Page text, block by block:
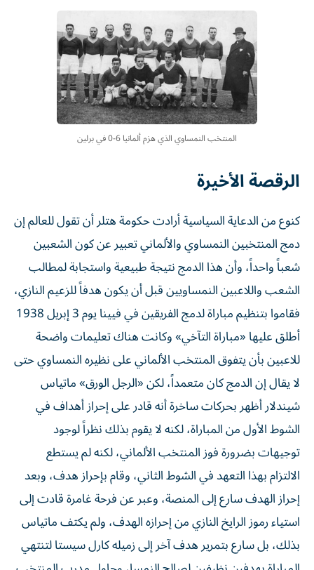
المنتخب النمساوي الذي هزم ألمانيا 6-0 في برلين
الرقصة الأخيرة
كنوع من الدعاية السياسية أرادت حكومة هتلر أن تقول للعالم إن
دمج المنتخبين النمساوي والألماني تعبير عن كون الشعبين
شعباً واحداً، وأن هذا الدمج نتيجة طبيعية واستجابة لمطالب
الشعب واللاعبين النمساويين قبل أن يكون هدفاً للزعيم النازي،
فقاموا بتنظيم مباراة لدمج الفريقين في فيينا يوم 3 إبريل 1938
أطلق عليها «مباراة التآخي» وكانت هناك تعليمات واضحة
للاعبين بأن يتفوق المنتخب الألماني على نظيره النمساوي حتى
لا يقال إن الدمج كان متعمداً، لكن «الرجل الورق» ماتياس
شيندلار أظهر بحركات ساخرة أنه قادر على إحراز أهداف في
الشوط الأول من المباراة، لكنه لا يقوم بذلك نظراً لوجود
توجيهات بضرورة فوز المنتخب الألماني، لكنه لم يستطع
الالتزام بهذا التعهد في الشوط الثاني، وقام بإحراز هدف، وبعد
إحراز الهدف سارع إلى المنصة، وعبر عن فرحة غامرة قادت إلى
استياء رموز الرايخ النازي من إحرازه الهدف، ولم يكتف ماتياس
بذلك، بل سارع بتمرير هدف آخر إلى زميله كارل سيستا لتنتهي